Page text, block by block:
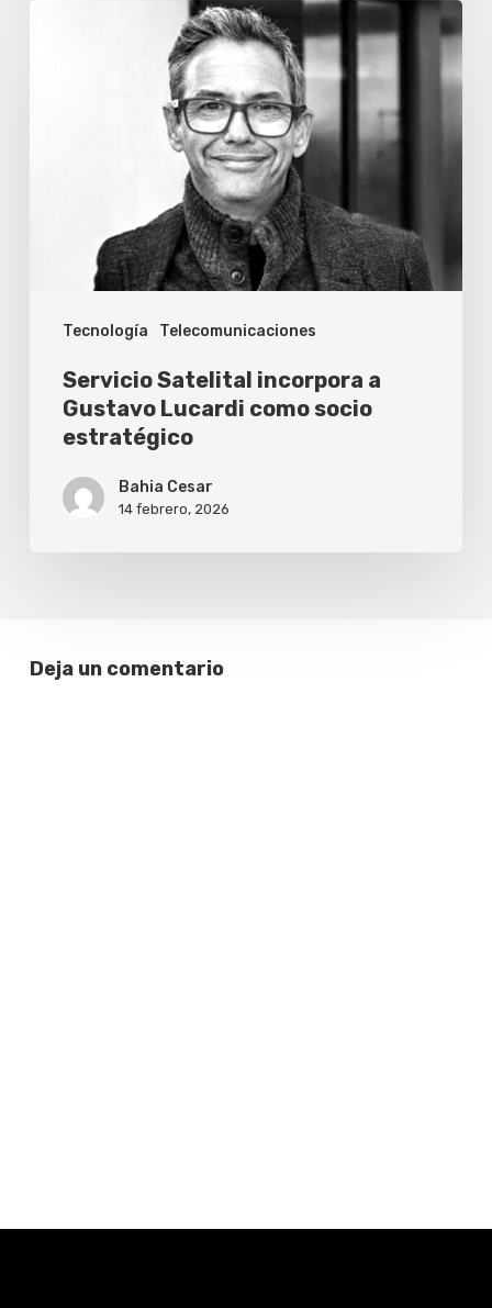
Tecnología Telecomunicaciones
estratégico
Servicio Satelital incorpora a
Gustavo Lucardi como socio
estratégico
Bahia Cesar
14 febrero, 2026
Deja un comentario